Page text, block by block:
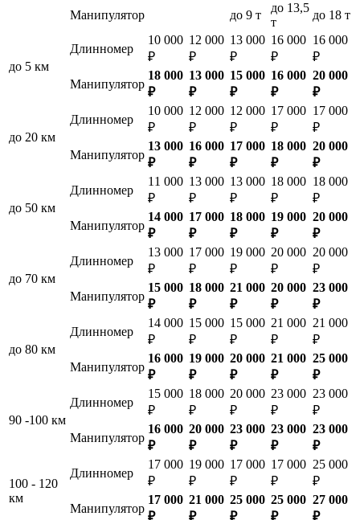
Манипулятор до 9 т
до 13,5
т
до 18 т
до 5 км
Длинномер
10 000
₽
12 000
₽
13 000
₽
16 000
₽
16 000
₽
Манипулятор
18 000
₽
13 000
₽
15 000
₽
16 000
₽
20 000
₽
до 20 км
Длинномер
10 000
₽
12 000
₽
12 000
₽
17 000
₽
17 000
₽
Манипулятор
13 000
₽
16 000
₽
17 000
₽
18 000
₽
20 000
₽
до 50 км
Длинномер
11 000
₽
13 000
₽
13 000
₽
18 000
₽
18 000
₽
Манипулятор
14 000
₽
17 000
₽
18 000
₽
19 000
₽
20 000
₽
до 70 км
Длинномер
13 000
₽
17 000
₽
19 000
₽
20 000
₽
20 000
₽
Манипулятор
15 000
₽
18 000
₽
21 000
₽
20 000
₽
23 000
₽
до 80 км
Длинномер
14 000
₽
15 000
₽
15 000
₽
21 000
₽
21 000
₽
Манипулятор
16 000
₽
19 000
₽
20 000
₽
21 000
₽
25 000
₽
90 -100 км
Длинномер
15 000
₽
18 000
₽
20 000
₽
23 000
₽
23 000
₽
Манипулятор
16 000
₽
20 000
₽
23 000
₽
23 000
₽
23 000
₽
100 - 120
км
Длинномер
17 000
₽
19 000
₽
17 000
₽
17 000
₽
25 000
₽
Манипулятор
17 000
₽
21 000
₽
25 000
₽
25 000
₽
27 000
₽